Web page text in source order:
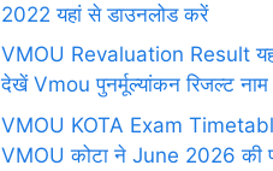
2022 यहां से डाउनलोड करें
VMOU Revaluation Result
देखें Vmou पुनर्मूल्यांकन रिजल्ट
VMOU KOTA Exam
VMOU कोटा ने June 2026 की